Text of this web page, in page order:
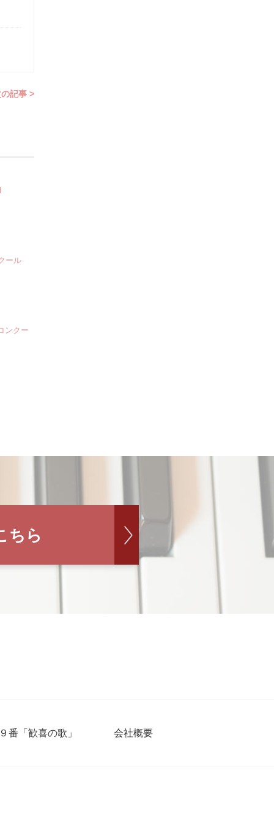
記事 >
ール
ンクー
ちら
番「歓喜の歌」 会社概要